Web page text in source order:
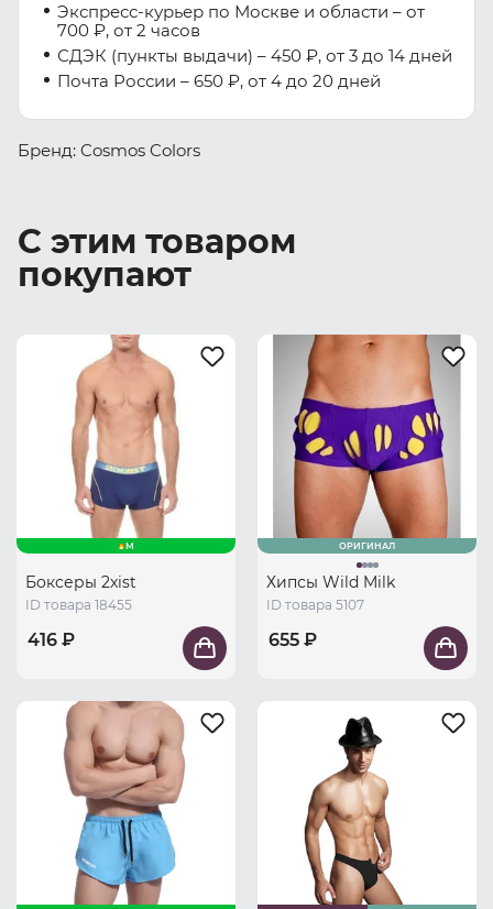
Экспресс-курьер по Москве и области – от
700 ₽, от 2 часов
СДЭК (пункты выдачи) – 450 ₽, от 3 до 14 дней
Почта России – 650 ₽, от 4 до 20 дней
Бренд: Cosmos Colors
С этим товаром
покупают
M
Боксеры 2xist
ID товара 18455
416 ₽
ОРИГИНАЛ
Хипсы Wild Milk
ID товара 5107
655 ₽